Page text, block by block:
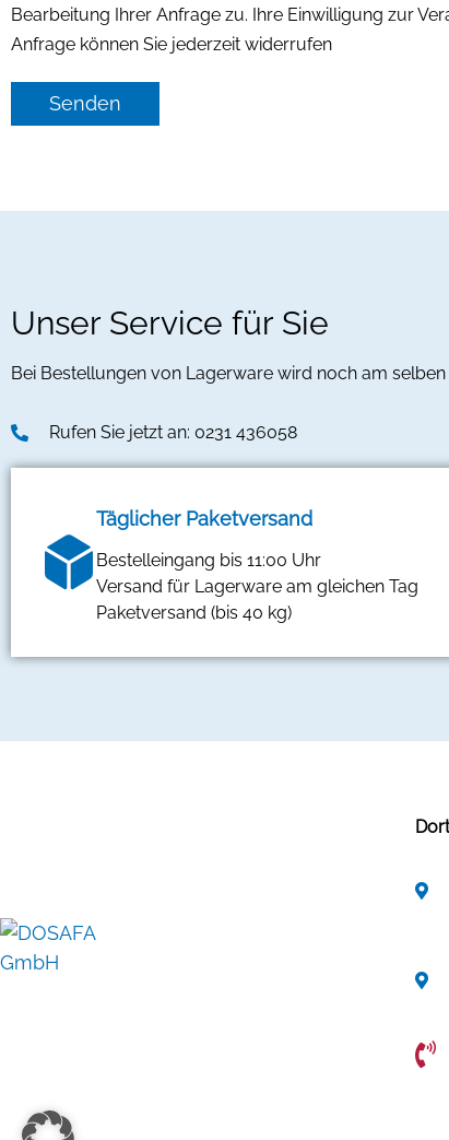
Bearbeitung Ihrer Anfrage zu. Ihre Einwilligung zur
Anfrage können Sie jederzeit widerrufen
Senden
Unser Service für Sie
Bei Bestellungen von Lagerware wird noch am
Rufen Sie jetzt an: 0231 436058
Täglicher Paketversand
Bestelleingang bis 11:00 Uhr
Versand für Lagerware am gleichen Tag
Paketversand (bis 40 kg)